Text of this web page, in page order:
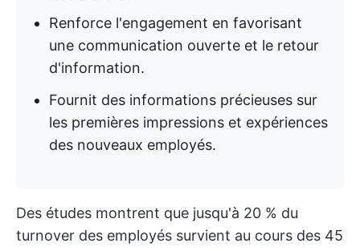
Renforce l'engagement en favorisant
une communication ouverte et le retour
d'information.
Fournit des informations précieuses sur
les premières impressions et expériences
des nouveaux employés.
Des études montrent que jusqu'à 20 % du
turnover des employés survient au cours des 45